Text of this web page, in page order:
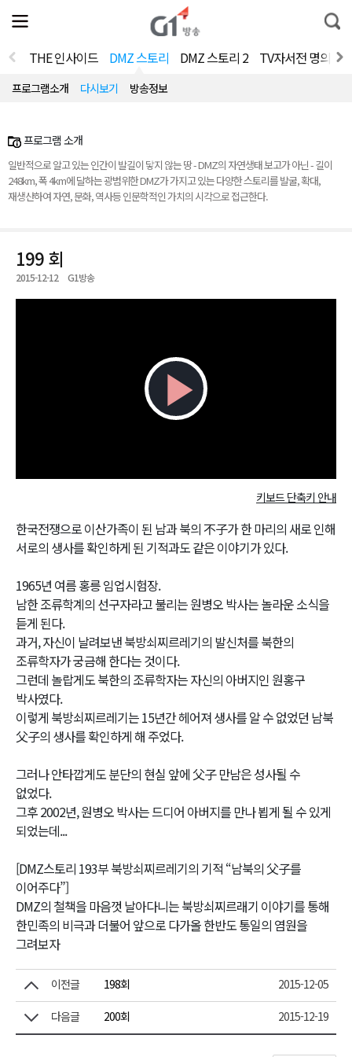
전
체
뉴
열
통
합
색
THE 인사이드 DMZ 스토리 DMZ 스토리 2 TV자서전 명의
프로그램소개 다시보기 방송정보
프로그램 소개
일반적으로 알고 있는 인간이 발길이 닿지 않는 땅 - DMZ의 자연생태 보고가 아닌 - 길이
248km, 폭 4km에 달하는 광범위한 DMZ가 가지고 있는 다양한 스토리를 발굴, 확대,
재생산하여 자연, 문화, 역사등 인문학적인 가치의 시각으로 접근한다.
199 회
2015-12-12 G1방송
Play
Video키보드 단축키 안내
한국전쟁으로 이산가족이 된 남과 북의 不子가 한 마리의 새로 인해
서로의 생사를 확인하게 된 기적과도 같은 이야기가 있다.
1965년 여름 홍릉 임업시험장.
남한 조류학계의 선구자라고 불리는 원병오 박사는 놀라운 소식을
듣게 된다.
과거, 자신이 날려보낸 북방쇠찌르레기의 발신처를 북한의
조류학자가 궁금해 한다는 것이다.
그런데 놀랍게도 북한의 조류학자는 자신의 아버지인 원홍구
박사였다.
이렇게 북방쇠찌르레기는 15년간 헤어져 생사를 알 수 없었던 남북
父子의 생사를 확인하게 해 주었다.
그러나 안타깝게도 분단의 현실 앞에 父子 만남은 성사될 수
없었다.
그후 2002년, 원병오 박사는 드디어 아버지를 만나 뵙게 될 수 있게
되었는데...
[DMZ스토리 193부 북방쇠찌르레기의 기적 “남북의 父子를
이어주다”]
DMZ의 철책을 마음껏 날아다니는 북방쇠찌르래기 이야기를 통해
한민족의 비극과 더불어 앞으로 다가올 한반도 통일의 염원을
그려보자
이전글 198회 2015-12-05
다음글 200회 2015-12-19